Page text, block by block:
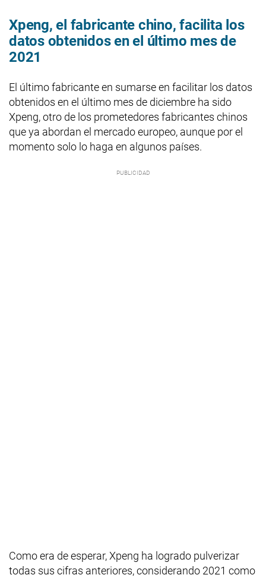
Xpeng, el fabricante chino, facilita los
datos obtenidos en el último mes de
2021
El último fabricante en sumarse en facilitar los datos
obtenidos en el último mes de diciembre ha sido
Xpeng, otro de los prometedores fabricantes chinos
que ya abordan el mercado europeo, aunque por el
momento solo lo haga en algunos países.
Como era de esperar, Xpeng ha logrado pulverizar
todas sus cifras anteriores, considerando 2021 como